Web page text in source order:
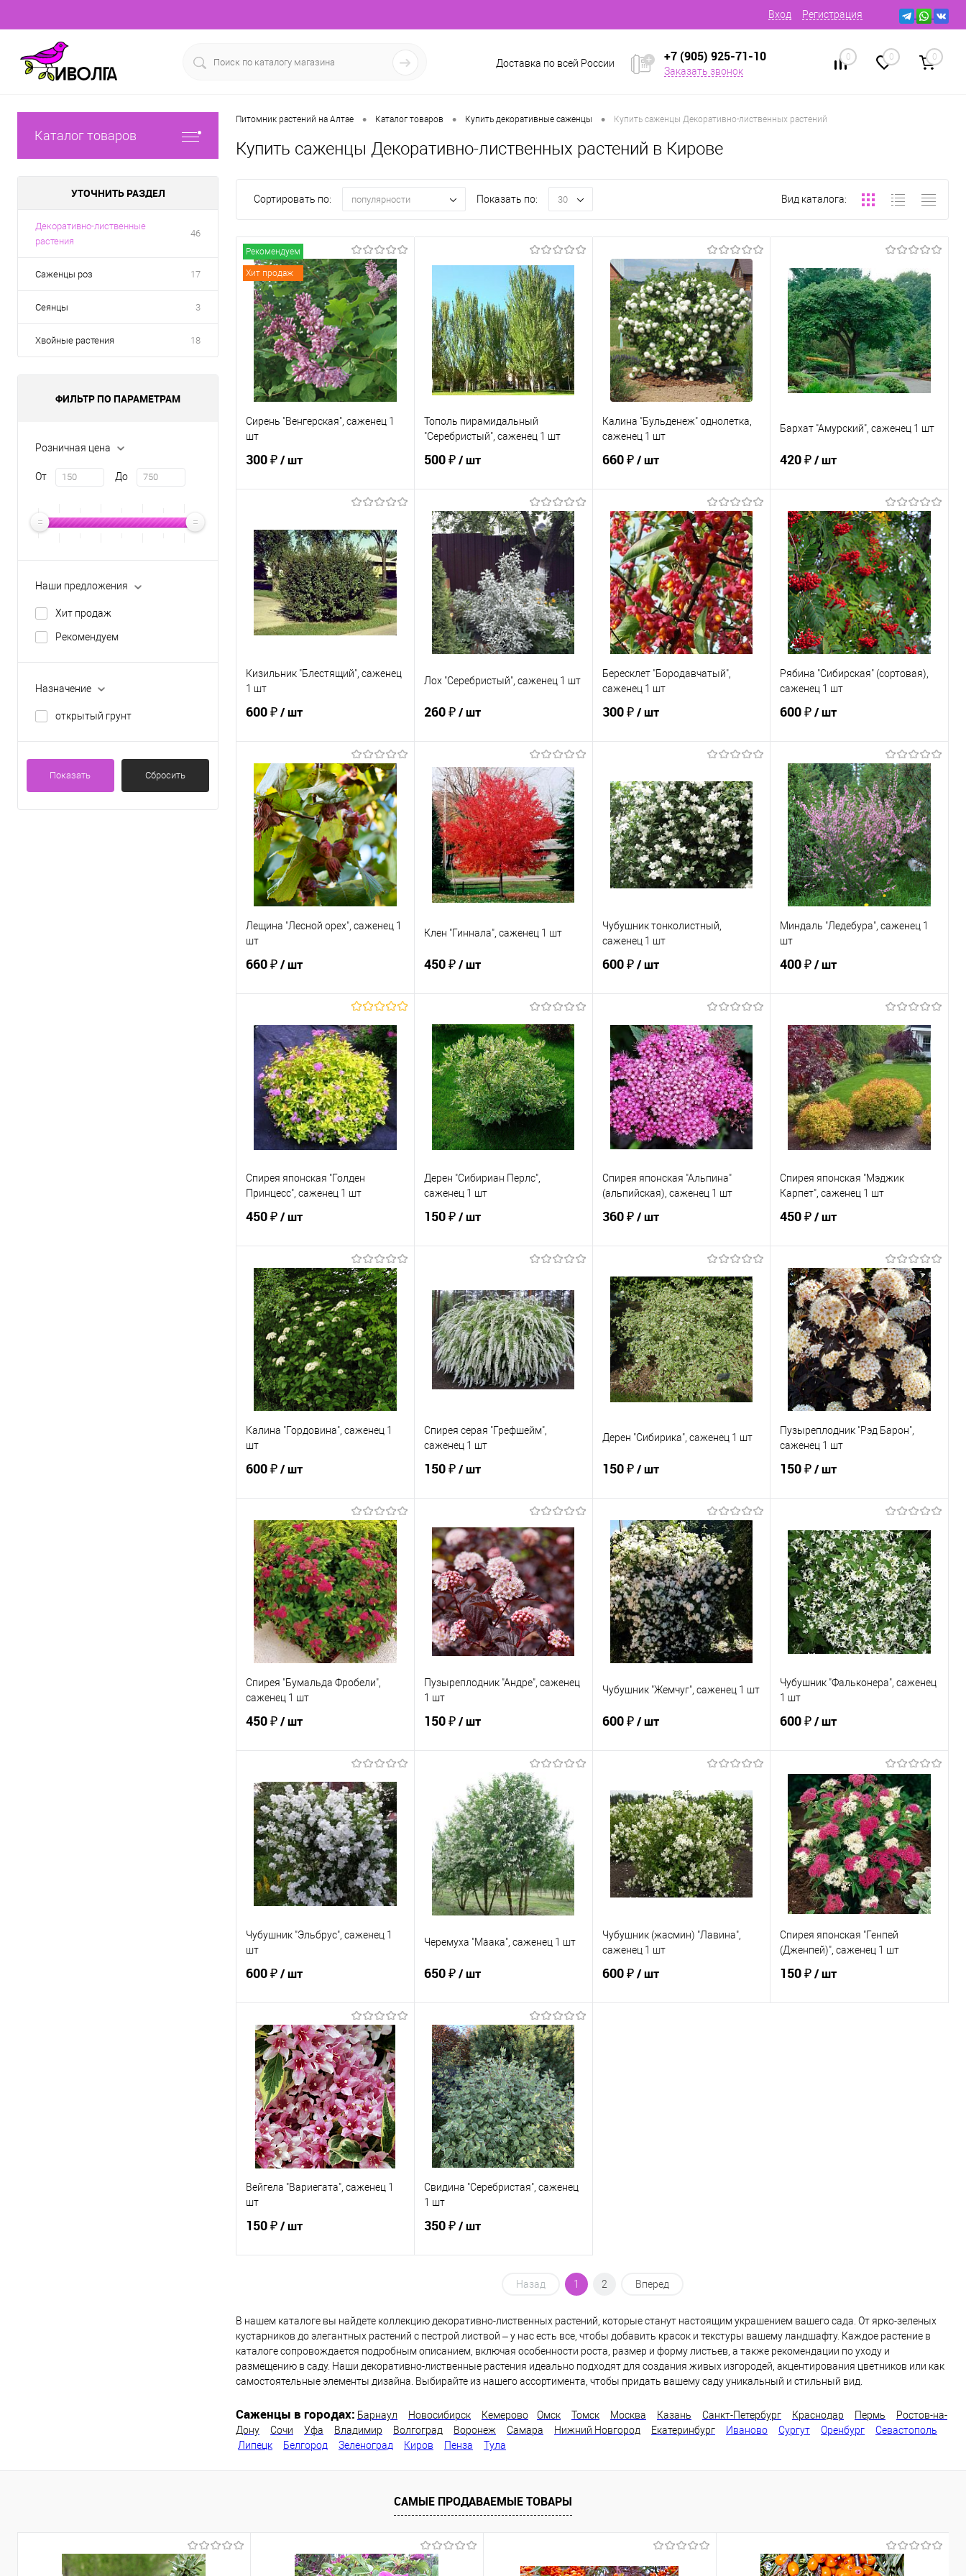
Вход Регистрация
Доставка по всей России +7 (905) 925-71-10
Заказать звонок
0 0 0
Каталог товаров
УТОЧНИТЬ РАЗДЕЛ
Декоративно-лиственные
растения
46
Саженцы роз 17
Сеянцы 3
Хвойные растения 18
ФИЛЬТР ПО ПАРАМЕТРАМ
Розничная цена
От До
Наши предложения
Хит продаж
Рекомендуем
Назначение
открытый грунт
Показать Сбросить
Питомник растений на Алтае • Каталог товаров • Купить декоративные саженцы • Купить саженцы Декоративно-лиственных растений
Купить саженцы Декоративно-лиственных растений в Кирове
Сортировать по: популярности Показать по: 30 Вид каталога:
Рекомендуем
Хит продаж
Сирень "Венгерская", саженец 1
шт
300 ₽/ шт
Купить в 1 клик
Сравнение
В избранное
В наличии
Тополь пирамидальный
"Серебристый", саженец 1 шт
500 ₽/ шт
В корзину
Купить в 1 клик
Сравнение
В избранное
В наличии
Калина "Бульденеж" однолетка,
саженец 1 шт
660 ₽/ шт
В корзину
Купить в 1 клик
Сравнение
В избранное
В наличии
Бархат "Амурский", саженец 1 шт
420 ₽/ шт
В корзину
Купить в 1 клик
Сравнение
В избранное
В наличии
Кизильник "Блестящий", саженец
1 шт
600 ₽/ шт
В корзину
Купить в 1 клик
Сравнение
В избранное
В наличии
Лох "Серебристый", саженец 1 шт
260 ₽/ шт
В корзину
Купить в 1 клик
Сравнение
В избранное
В наличии
Бересклет "Бородавчатый",
саженец 1 шт
300 ₽/ шт
Купить в 1 клик
Сравнение
В избранное
В наличии
Рябина "Сибирская" (сортовая),
саженец 1 шт
600 ₽/ шт
В корзину
Купить в 1 клик
Сравнение
В избранное
В наличии
Лещина "Лесной орех", саженец 1
шт
660 ₽/ шт
В корзину
Купить в 1 клик
Сравнение
В избранное
В наличии
Клен "Гиннала", саженец 1 шт
450 ₽/ шт
В корзину
Купить в 1 клик
Сравнение
В избранное
В наличии
Чубушник тонколистный,
саженец 1 шт
600 ₽/ шт
В корзину
Купить в 1 клик
Сравнение
В избранное
В наличии
Миндаль "Ледебура", саженец 1
шт
400 ₽/ шт
В корзину
Купить в 1 клик
Сравнение
В избранное
В наличии
Спирея японская "Голден
Принцесс", саженец 1 шт
450 ₽/ шт
Подписаться
Купить в 1 клик
Сравнение
В избранное
Недоступно
Дерен "Сибириан Перлс",
саженец 1 шт
150 ₽/ шт
Купить в 1 клик
Сравнение
В избранное
Недоступно
Спирея японская "Альпина"
(альпийская), саженец 1 шт
360 ₽/ шт
Подписаться
Купить в 1 клик
Сравнение
В избранное
Недоступно
Спирея японская "Мэджик
Карпет", саженец 1 шт
450 ₽/ шт
Подписаться
Купить в 1 клик
Сравнение
В избранное
Недоступно
Калина "Гордовина", саженец 1
шт
600 ₽/ шт
В корзину
Купить в 1 клик
Сравнение
В избранное
В наличии
Спирея серая "Грефшейм",
саженец 1 шт
150 ₽/ шт
Подписаться
Купить в 1 клик
Сравнение
В избранное
Недоступно
Дерен "Сибирика", саженец 1 шт
150 ₽/ шт
Подписаться
Купить в 1 клик
Сравнение
В избранное
Недоступно
Пузыреплодник "Рэд Барон",
саженец 1 шт
150 ₽/ шт
Подписаться
Купить в 1 клик
Сравнение
В избранное
Недоступно
Спирея "Бумальда Фробели",
саженец 1 шт
450 ₽/ шт
Подписаться
Купить в 1 клик
Сравнение
В избранное
Недоступно
Пузыреплодник "Андре", саженец
1 шт
150 ₽/ шт
Подписаться
Купить в 1 клик
Сравнение
В избранное
Недоступно
Чубушник "Жемчуг", саженец 1 шт
600 ₽/ шт
Купить в 1 клик
Сравнение
В избранное
В наличии
Чубушник "Фальконера", саженец
1 шт
600 ₽/ шт
В корзину
Купить в 1 клик
Сравнение
В избранное
В наличии
Чубушник "Эльбрус", саженец 1
шт
600 ₽/ шт
В корзину
Купить в 1 клик
Сравнение
В избранное
В наличии
Черемуха "Маака", саженец 1 шт
650 ₽/ шт
Подписаться
Купить в 1 клик
Сравнение
В избранное
Недоступно
Чубушник (жасмин) "Лавина",
саженец 1 шт
600 ₽/ шт
Спирея японская "Генпей
(Дженпей)", саженец 1 шт
150 ₽/ шт
Вейгела "Вариегата", саженец 1
шт
150 ₽/ шт
Купить в 1 клик
Сравнение
В избранное
Недоступно
Свидина "Серебристая", саженец
1 шт
350 ₽/ шт
Подписаться
Купить в 1 клик
Сравнение
В избранное
Недоступно
Назад 1 2 Вперед
В нашем каталоге вы найдете коллекцию декоративно-лиственных растений, которые станут настоящим украшением вашего сада. От ярко-зеленых
кустарников до элегантных растений с пестрой листвой – у нас есть все, чтобы добавить красок и текстуры вашему ландшафту. Каждое растение в
каталоге сопровождается подробным описанием, включая особенности роста, размер и форму листьев, а также рекомендации по уходу и
размещению в саду. Наши декоративно-лиственные растения идеально подходят для создания живых изгородей, акцентирования цветников или как
самостоятельные элементы дизайна. Выбирайте из нашего ассортимента, чтобы придать вашему саду уникальный и стильный вид.
Саженцы в городах: Барнаул Новосибирск Кемерово Омск Томск Москва Казань Санкт-Петербург Краснодар Пермь
Ростов-на-
Дону
Сочи Уфа Владимир Волгоград Воронеж Самара Нижний Новгород Екатеринбург Иваново Сургут Оренбург
Севастополь
Липецк
Белгород Зеленоград Киров Пенза Тула
САМЫЕ ПРОДАВАЕМЫЕ ТОВАРЫ